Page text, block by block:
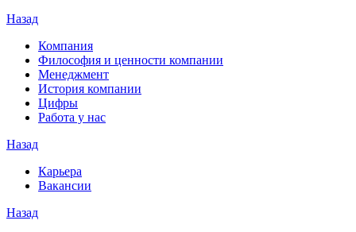
Назад
Компания
Философия и ценности компании
Менеджмент
История компании
Цифры
Работа у нас
Назад
Карьера
Вакансии
Назад